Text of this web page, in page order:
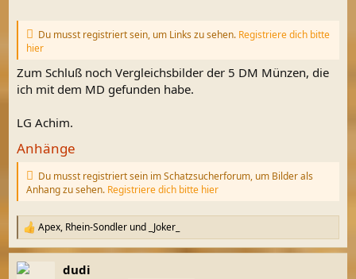
Du musst registriert sein, um Links zu sehen. Registriere dich bitte
hier
Zum Schluß noch Vergleichsbilder der 5 DM Münzen, die
ich mit dem MD gefunden habe.
LG Achim.
Anhänge
Du musst registriert sein im Schatzsucherforum, um Bilder als
Anhang zu sehen. Registriere dich bitte hier
R
e
a
k
Apex, Rhein-Sondler und _Joker_
dudi